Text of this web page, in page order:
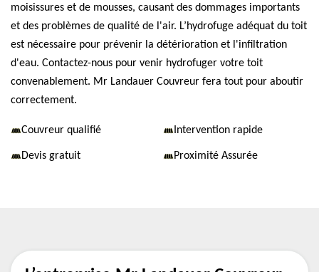
moisissures et de mousses, causant des dommages importants
et des problèmes de qualité de l'air. L’hydrofuge adéquat du toit
est nécessaire pour prévenir la détérioration et l'infiltration
d'eau. Contactez-nous pour venir hydrofuger votre toit
convenablement. Mr Landauer Couvreur fera tout pour aboutir
correctement.
Couvreur qualifié Intervention rapide
Devis gratuit Proximité Assurée